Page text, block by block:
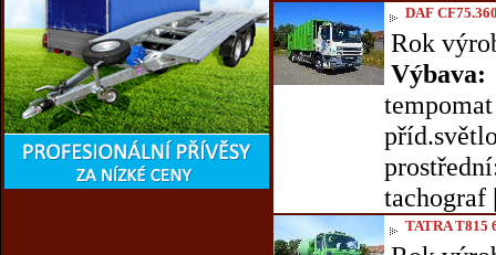
DAF
Rok
Výbava:
tachograf
TATRA T815